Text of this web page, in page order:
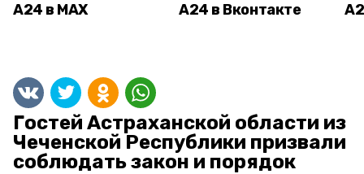
А24 в MAX А24 в Вконтакте
Гостей Астраханской области из
Чеченской Республики призвали
соблюдать закон и порядок